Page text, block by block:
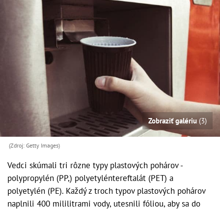
Zobraziť galériu (3)
(Zdroj: Getty Images)
Vedci skúmali tri rôzne typy plastových pohárov -
polypropylén (PP,) polyetyléntereftalát (PET) a
polyetylén (PE). Každý z troch typov plastových pohárov
naplnili 400 mililitrami vody, utesnili fóliou, aby sa do